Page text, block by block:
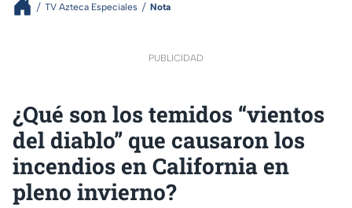
TV Azteca Especiales Nota
PUBLICIDAD
¿Qué son los temidos “vientos
del diablo” que causaron los
incendios en California en
pleno invierno?